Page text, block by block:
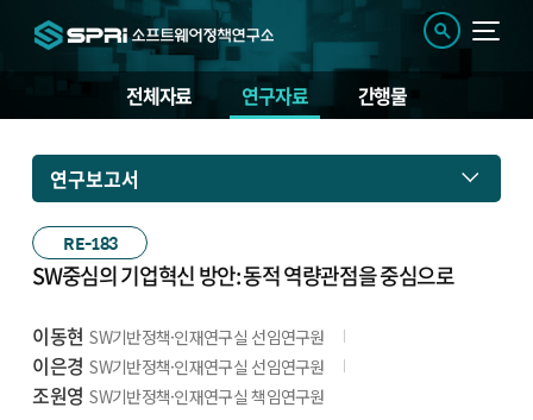
전체자료 연구자료 간행물
연구보고서
RE-183
SW중심의 기업혁신 방안: 동적 역량관점을 중심으로
이동현 SW기반정책·인재연구실 선임연구원
이은경 SW기반정책·인재연구실 선임연구원
조원영 SW기반정책·인재연구실 책임연구원